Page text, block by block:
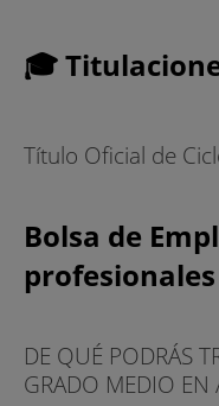
🎓
Título Oficial de
Bolsa de
profesionales
DE QUÉ PODRÁS
GRADO MEDIO EN